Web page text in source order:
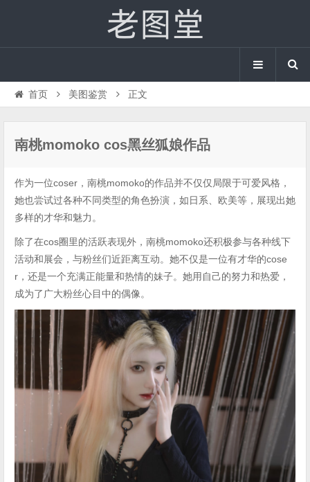
首页 美图鉴赏 正文
南桃momoko cos黑丝狐娘作品
作为一位coser，南桃momoko的作品并不仅仅局限于可爱风格，
她也尝试过各种不同类型的角色扮演，如日系、欧美等，展现出她
多样的才华和魅力。
除了在cos圈里的活跃表现外，南桃momoko还积极参与各种线下
活动和展会，与粉丝们近距离互动。她不仅是一位有才华的cose
r，还是一个充满正能量和热情的妹子。她用自己的努力和热爱，
成为了广大粉丝心目中的偶像。